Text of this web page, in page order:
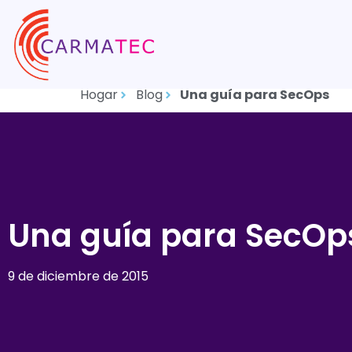
Hogar Blog Una guía para SecOps
Una guía para
9 de diciembre de 2015